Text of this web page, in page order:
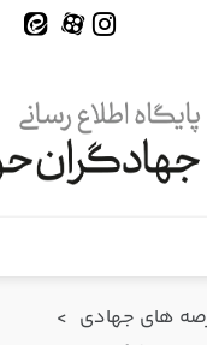
های جهادی >